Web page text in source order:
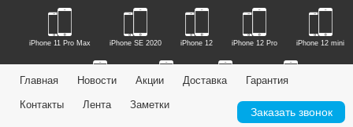
iPhone 11 Pro Max iPhone SE 2020 iPhone 12 iPhone 12 Pro iPhone 12 mini
Главная Новости Акции Доставка Гарантия
Контакты Лента Заметки
Заказать звонок